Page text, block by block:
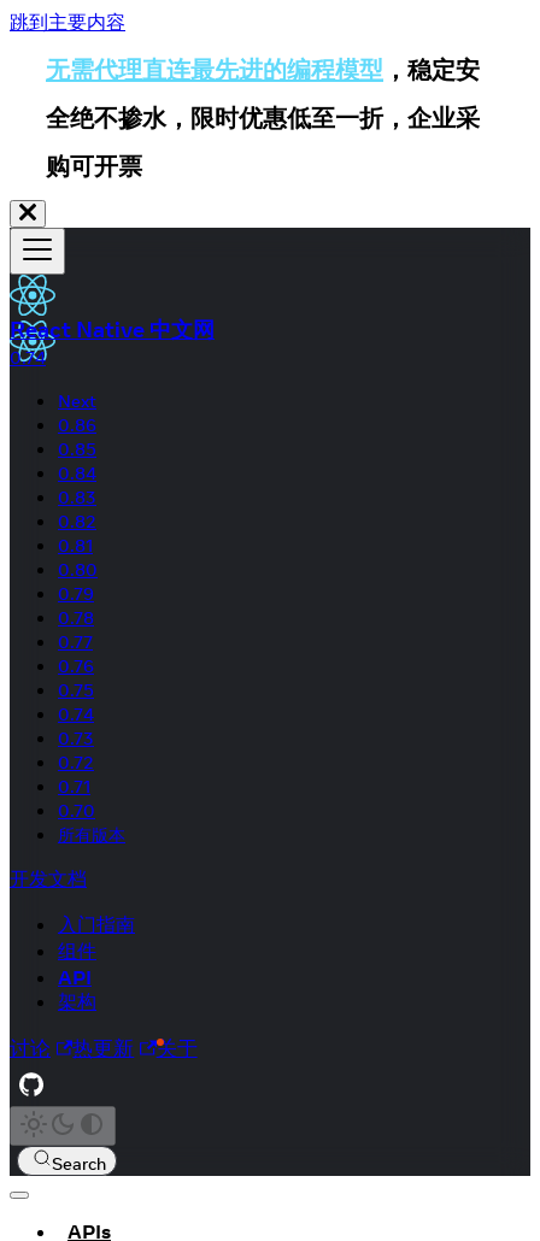
跳到主要内容
无需代理直连最先进的编程模型 ，稳定安
全绝不掺水，限时优惠低至一折，企业采
购可开票
React Native 中文网
0.74
Next
0.86
0.85
0.84
0.83
0.82
0.81
0.80
0.79
0.78
0.77
0.76
0.75
0.74
0.73
0.72
0.71
0.70
所有版本
开发文档
入门指南
组件
API
架构
讨论 热更新 关于
Search
APIs